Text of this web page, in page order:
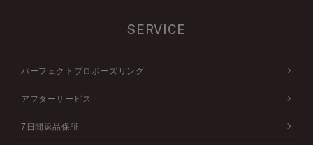
SERVICE
パーフェクトプロポーズリング
アフターサービス
7日間返品保証